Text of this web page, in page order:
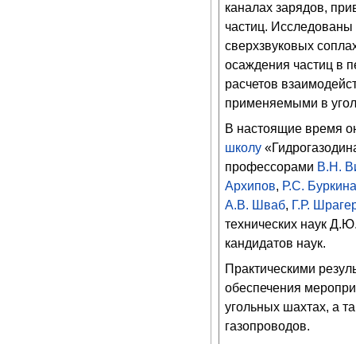
каналах зарядов,
частиц. Исследованы
сверхзвуковых
осаждения частиц в
расчетов
применяемыми в
В настоящие время
школу
профессорами В.Н.
Архипов, Р.С. Буркина
А.В. Шваб, Г.Р.
технических наук
кандидатов наук.
Практическими
обеспечения
угольных шахтах, а
газопроводов.